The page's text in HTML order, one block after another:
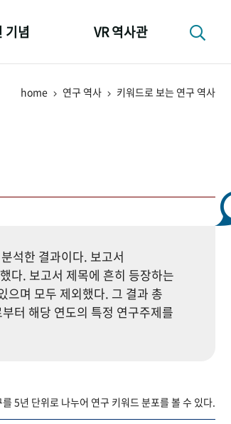
기념 VR 역사관
home 연구 역사 키워드로 보는 연구 역사
석한 결과이다. 보고서
다. 보고서 제목에 흔히 등장하는
으며 모두 제외했다. 그 결과 총
터 해당 연도의 특정 연구주제를
5년 단위로 나누어 연구 키워드 분포를 볼 수 있다.